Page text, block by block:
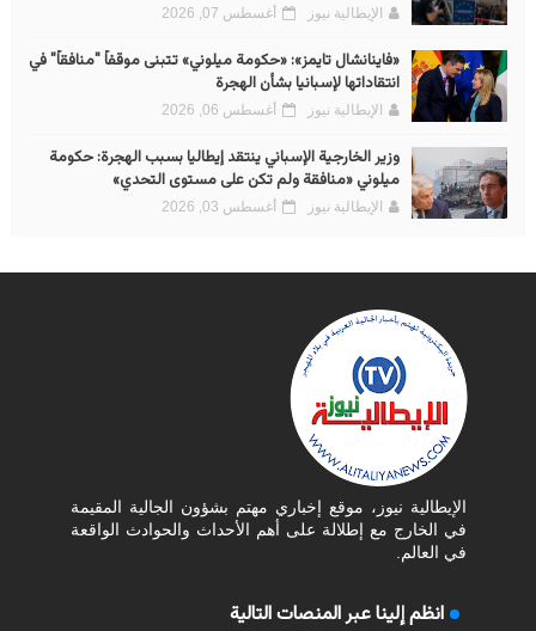
الإيطالية نيوز أغسطس 07, 2026
«فاينانشال تايمز»: «حكومة ميلوني» تتبنى موقفاً "منافقاً" في
انتقاداتها لإسبانيا بشأن الهجرة
الإيطالية نيوز أغسطس 06, 2026
وزير الخارجية الإسباني ينتقد إيطاليا بسبب الهجرة: حكومة
ميلوني «منافقة ولم تكن على مستوى التحدي»
الإيطالية نيوز أغسطس 03, 2026
الإيطالية نيوز، موقع إخباري مهتم بشؤون الجالية المقيمة
في الخارج مع إطلالة على أهم الأحداث والحوادث الواقعة
في العالم.
انظم إلينا عبر المنصات التالية